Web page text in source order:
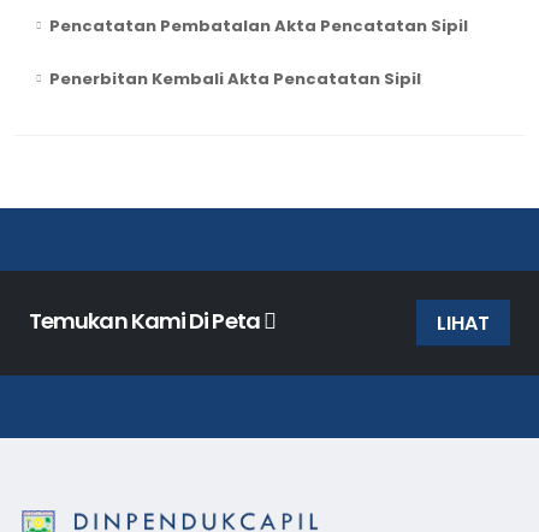
Pencatatan Pembatalan Akta Pencatatan Sipil
Penerbitan Kembali Akta Pencatatan Sipil
Temukan Kami Di Peta LIHAT